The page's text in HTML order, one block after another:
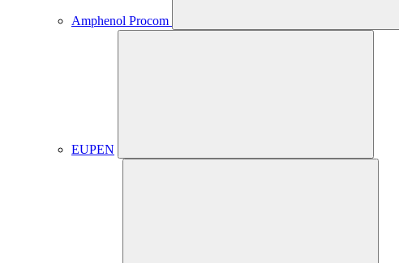
Amphenol Procom
EUPEN